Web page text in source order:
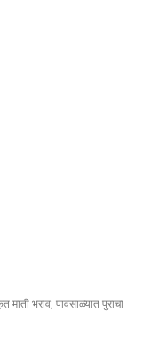
भराव; पावसाळ्यात पुराचा